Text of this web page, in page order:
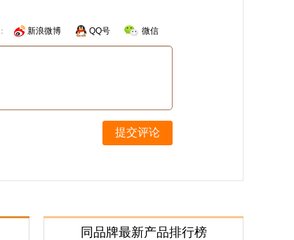
新浪微博 QQ号 微信
提交评论
同品牌最新产品排行榜